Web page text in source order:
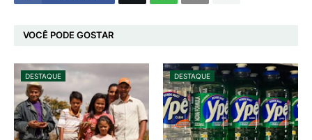
VOCÊ PODE GOSTAR
DESTAQUE DESTAQUE